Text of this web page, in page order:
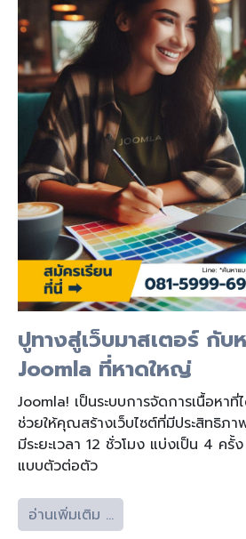
ปูทางสู่เว็บมาสเตอร์ กั
Joomla ที่หาดใหญ่
Joomla! เป็นระบบการจัดการเนื้อหา
ช่วยให้คุณสร้างเว็บไซต์ที่มีประสิทธิภ
มีระยะเวลา 12 ชั่วโมง แบ่งเป็น 4 ค
แบบตัวต่อตัว
อ่านเพิ่มเติม …